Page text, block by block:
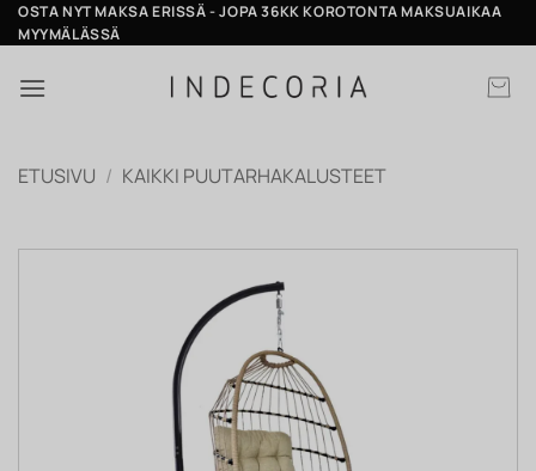
Skip
to
OSTA NYT MAKSA ERISSÄ - JOPA 36KK KOROTONTA MAKSUAIKAA
MYYMÄLÄSSÄ
ETUSIVU / KAIKKI PUUTARHAKALUSTEET